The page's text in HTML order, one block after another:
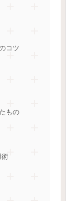
コツ
もの
術